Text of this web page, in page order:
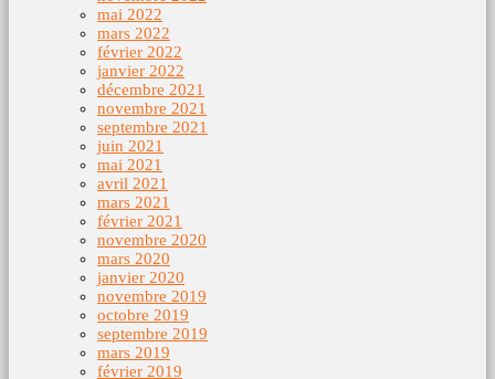
mai 2022
mars 2022
février 2022
janvier 2022
décembre 2021
novembre 2021
septembre 2021
juin 2021
mai 2021
avril 2021
mars 2021
février 2021
novembre 2020
mars 2020
janvier 2020
novembre 2019
octobre 2019
septembre 2019
mars 2019
février 2019